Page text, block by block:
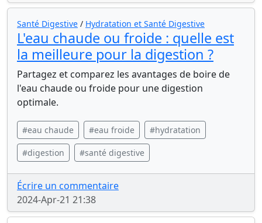
Santé Digestive / Hydratation et Santé Digestive
L'eau chaude ou froide : quelle est
la meilleure pour la digestion ?
Partagez et comparez les avantages de boire de
l'eau chaude ou froide pour une digestion
optimale.
#eau chaude #eau froide #hydratation
#digestion #santé digestive
Écrire un commentaire
2024-Apr-21 21:38